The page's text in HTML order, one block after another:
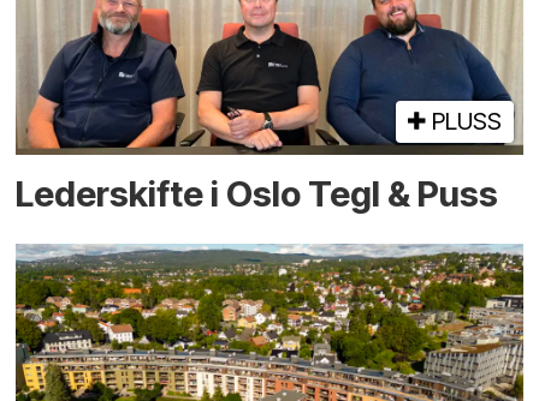
PLUSS
Lederskifte i Oslo Tegl & Puss